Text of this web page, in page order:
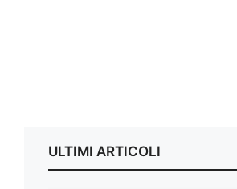
ULTIMI ARTICOLI